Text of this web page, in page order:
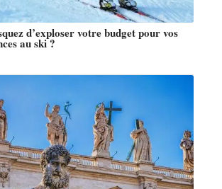
d’exploser votre budget pour vos
au ski ?